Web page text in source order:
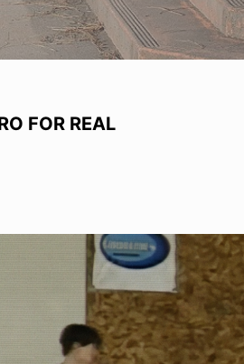
FOR REAL